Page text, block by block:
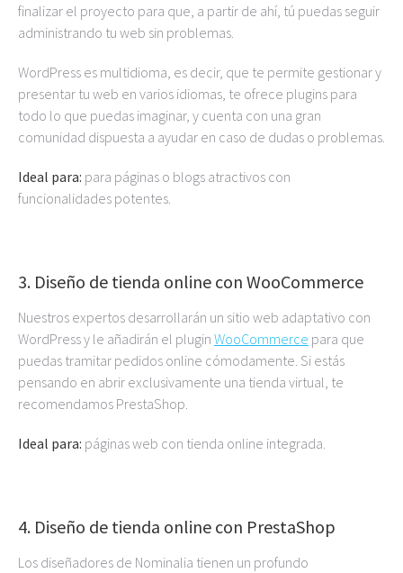
finalizar el proyecto para que, a partir de ahí, tú puedas seguir
administrando tu web sin problemas.
WordPress es multidioma, es decir, que te permite gestionar y
presentar tu web en varios idiomas, te ofrece plugins para
todo lo que puedas imaginar, y cuenta con una gran
comunidad dispuesta a ayudar en caso de dudas o problemas.
Ideal para: para páginas o blogs atractivos con
funcionalidades potentes.
3. Diseño de tienda online con WooCommerce
Nuestros expertos desarrollarán un sitio web adaptativo con
WordPress y le añadirán el plugin WooCommerce para que
puedas tramitar pedidos online cómodamente. Si estás
pensando en abrir exclusivamente una tienda virtual, te
recomendamos PrestaShop.
Ideal para: páginas web con tienda online integrada.
4. Diseño de tienda online con PrestaShop
Los diseñadores de Nominalia tienen un profundo